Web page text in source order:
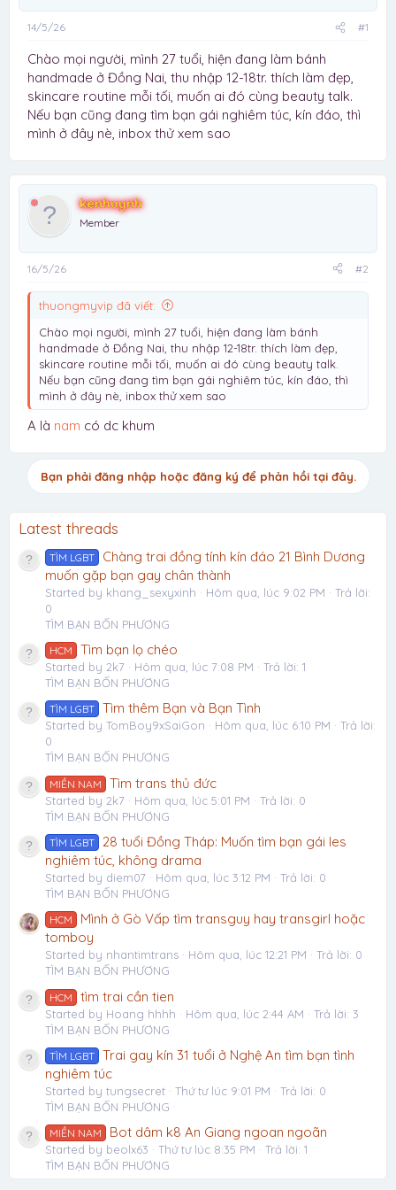
14/5/26 #1
Chào mọi người, mình 27 tuổi, hiện đang làm bánh
handmade ở Đồng Nai, thu nhập 12-18tr. thích làm đẹp,
skincare routine mỗi tối, muốn ai đó cùng beauty talk.
Nếu bạn cũng đang tìm bạn gái nghiêm túc, kín đáo, thì
mình ở đây nè, inbox thử xem sao
kenhuynh
Member
16/5/26 #2
thuongmyvip đã viết:
Chào mọi người, mình 27 tuổi, hiện đang làm bánh
handmade ở Đồng Nai, thu nhập 12-18tr. thích làm đẹp,
skincare routine mỗi tối, muốn ai đó cùng beauty talk.
Nếu bạn cũng đang tìm bạn gái nghiêm túc, kín đáo, thì
mình ở đây nè, inbox thử xem sao
A là nam có dc khum
Bạn phải đăng nhập hoặc đăng ký để phản hồi tại đây.
Latest threads
TÌM LGBT
Chàng trai đồng tính kín đáo 21 Bình Dương
muốn gặp bạn gay chân thành
Started by khang_sexyxinh Hôm qua, lúc 9:02 PM
Trả lời:
0
TÌM BẠN BỐN PHƯƠNG
HCM Tìm bạn lọ chéo
Started by 2k7 Hôm qua, lúc 7:08 PM
Trả lời: 1
TÌM BẠN BỐN PHƯƠNG
TÌM LGBT Tìm thêm Bạn và Bạn Tình
Started by TomBoy9xSaiGon Hôm qua, lúc 6:10 PM
Trả lời:
0
TÌM BẠN BỐN PHƯƠNG
MIỀN NAM Tìm trans thủ đức
Started by 2k7 Hôm qua, lúc 5:01 PM
Trả lời: 0
TÌM BẠN BỐN PHƯƠNG
TÌM LGBT
28 tuổi Đồng Tháp: Muốn tìm bạn gái les
nghiêm túc, không drama
Started by diem07 Hôm qua, lúc 3:12 PM
Trả lời: 0
TÌM BẠN BỐN PHƯƠNG
HCM
Mình ở Gò Vấp tìm transguy hay transgirl hoặc
tomboy
Started by nhantimtrans Hôm qua, lúc 12:21 PM
Trả lời: 0
TÌM BẠN BỐN PHƯƠNG
HCM tìm trai cần tien
Started by Hoang hhhh Hôm qua, lúc 2:44 AM
Trả lời: 3
TÌM BẠN BỐN PHƯƠNG
TÌM LGBT
Trai gay kín 31 tuổi ở Nghệ An tìm bạn tình
nghiêm túc
Started by tungsecret Thứ tư lúc 9:01 PM
Trả lời: 0
TÌM BẠN BỐN PHƯƠNG
MIỀN NAM Bot dâm k8 An Giang ngoan ngoãn
Started by beolx63 Thứ tư lúc 8:35 PM
Trả lời: 1
TÌM BẠN BỐN PHƯƠNG